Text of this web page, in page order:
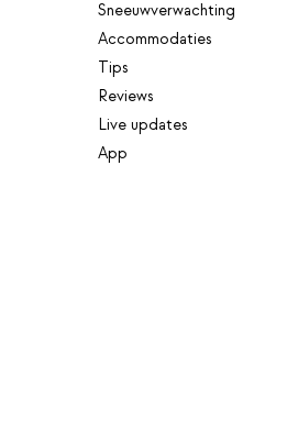
Sneeuwverwachting
Accommodaties
Tips
Reviews
Live updates
App